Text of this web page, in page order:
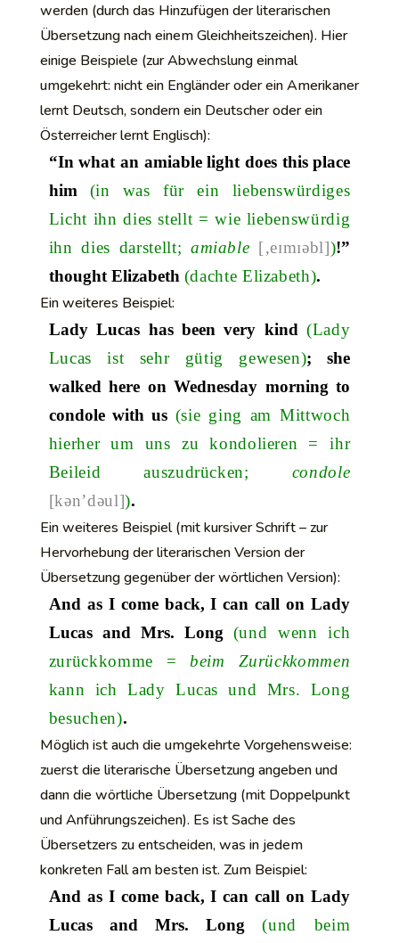
werden (durch das Hinzufügen der literarischen
Übersetzung nach einem Gleichheitszeichen). Hier
einige Beispiele (zur Abwechslung einmal
umgekehrt: nicht ein Engländer oder ein Amerikaner
lernt Deutsch, sondern ein Deutscher oder ein
Österreicher lernt Englisch):
“In what an amiable light does this place
him (in was für ein liebenswürdiges
Licht ihn dies stellt = wie liebenswürdig
ihn dies darstellt; amiable [‚eɪmɪəbl])!”
thought Elizabeth (dachte Elizabeth).
Ein weiteres Beispiel:
Lady Lucas has been very kind (Lady
Lucas ist sehr gütig gewesen); she
walked here on Wednesday morning to
condole with us (sie ging am Mittwoch
hierher um uns zu kondolieren = ihr
Beileid auszudrücken; condole
[kən’dəul]).
Ein weiteres Beispiel (mit kursiver Schrift – zur
Hervorhebung der literarischen Version der
Übersetzung gegenüber der wörtlichen Version):
And as I come back, I can call on Lady
Lucas and Mrs. Long (und wenn ich
zurückkomme =beim Zurückkommen
kann ich Lady Lucas und Mrs. Long
besuchen).
Möglich ist auch die umgekehrte Vorgehensweise:
zuerst die literarische Übersetzung angeben und
dann die wörtliche Übersetzung (mit Doppelpunkt
und Anführungszeichen). Es ist Sache des
Übersetzers zu entscheiden, was in jedem
konkreten Fall am besten ist. Zum Beispiel:
And as I come back, I can call on Lady
Lucas and Mrs. Long(und beim